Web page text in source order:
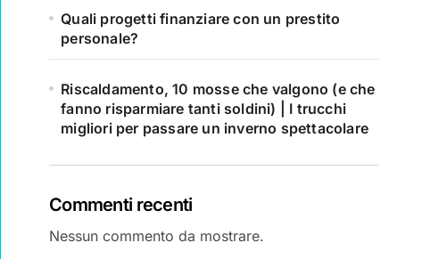
Quali progetti finanziare con un prestito
personale?
Riscaldamento, 10 mosse che valgono (e che
fanno risparmiare tanti soldini) | I trucchi
migliori per passare un inverno spettacolare
Commenti recenti
Nessun commento da mostrare.